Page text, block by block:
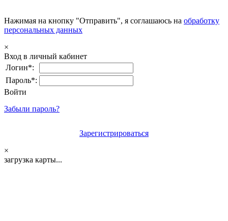
Нажимая на кнопку "Отправить", я соглашаюсь на обработку
персональных данных
×
Вход в личный кабинет
Логин*:
Пароль*:
Войти
Забыли пароль?
Зарегистрироваться
×
загрузка карты...